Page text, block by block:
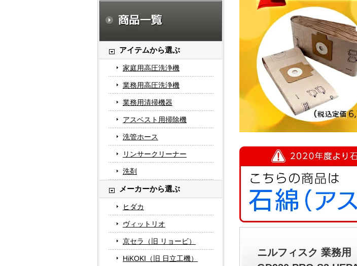
アイテムから選ぶ
家庭用高圧洗浄機
業務用高圧洗浄機
業務用清掃機器
アスベスト用掃除機
洗管ホース
リンサークリーナー
洗剤
メーカーから選ぶ
ヒダカ
ヴィットリオ
京セラ（旧 リョービ）
HiKOKI（旧 日立工機）
ニルフィスク 業務用